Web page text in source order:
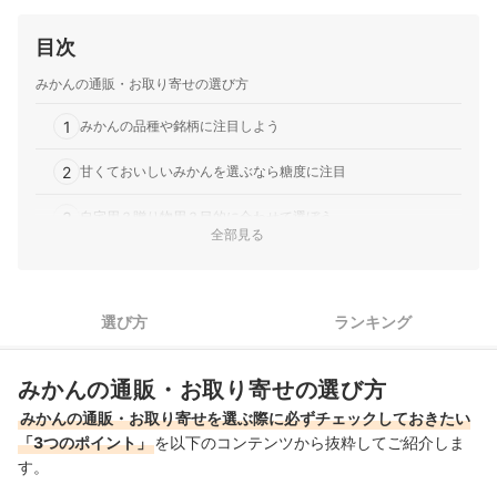
目次
みかんの通販・お取り寄せの選び方
1 みかんの品種や銘柄に注目しよう
2 甘くておいしいみかんを選ぶなら糖度に注目
3 自宅用？贈り物用？目的に合わせて選ぼう
全部見る
選び方 ランキング
みかんの通販・お取り寄せの選び方
みかんの通販・お取り寄せを選ぶ際に必ずチェックしておきたい
「3つのポイント」を以下のコンテンツから抜粋してご紹介しま
す。